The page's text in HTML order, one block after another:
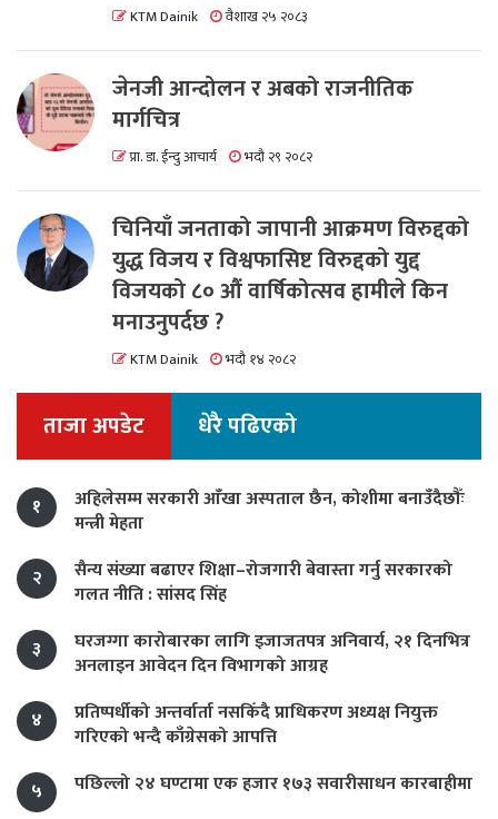
KTM Dainik वैशाख २५ २०८३
जेनजी आन्दोलन र अबको राजनीतिक
मार्गचित्र
प्रा. डा. ईन्दु आचार्य भदौ २९ २०८२
चिनियाँ जनताको जापानी आक्रमण विरुद्दको
युद्ध विजय र विश्वफासिष्ट विरुद्दको युद्द
विजयको ८० औं वार्षिकोत्सव हामीले किन
मनाउनुपर्दछ ?
KTM Dainik भदौ १४ २०८२
ताजा अपडेट धेरै पढिएको
१
अहिलेसम्म सरकारी आँखा अस्पताल छैन, कोशीमा बनाउँदैछौँः
मन्त्री मेहता
२
सैन्य संख्या बढाएर शिक्षा–रोजगारी बेवास्ता गर्नु सरकारको
गलत नीति : सांसद सिंह
३
घरजग्गा कारोबारका लागि इजाजतपत्र अनिवार्य, २१ दिनभित्र
अनलाइन आवेदन दिन विभागको आग्रह
४
प्रतिष्पर्धीको अन्तर्वार्ता नसकिँदै प्राधिकरण अध्यक्ष नियुक्त
गरिएको भन्दै काँग्रेसको आपत्ति
५
पछिल्लो २४ घण्टामा एक हजार १७३ सवारीसाधन कारबाहीमा